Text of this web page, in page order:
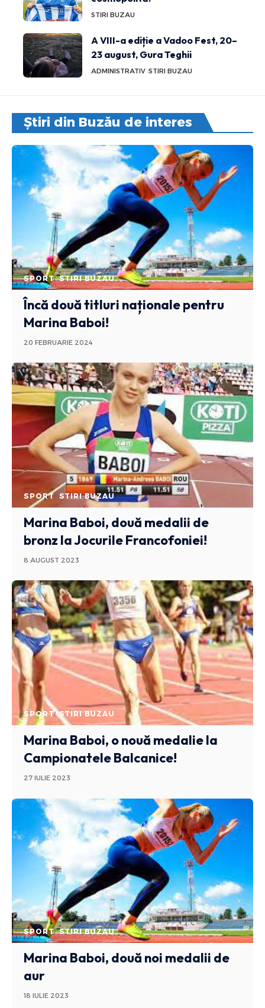
STIRI BUZAU
A VIII-a ediție a Vadoo Fest, 20–
23 august, Gura Teghii
ADMINISTRATIV STIRI BUZAU
Știri din Buzău de interes
SPORT STIRI BUZAU
Încă două titluri naționale pentru
Marina Baboi!
20 FEBRUARIE 2024
SPORT STIRI BUZAU
Marina Baboi, două medalii de
bronz la Jocurile Francofoniei!
8 AUGUST 2023
SPORT STIRI BUZAU
Marina Baboi, o nouă medalie la
Campionatele Balcanice!
27 IULIE 2023
SPORT STIRI BUZAU
Marina Baboi, două noi medalii de
aur
18 IULIE 2023